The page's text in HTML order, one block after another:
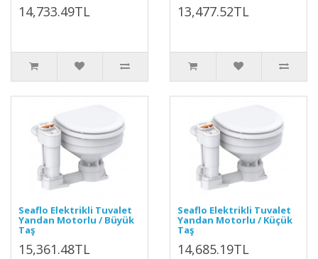
14,733.49TL 13,477.52TL
Seaflo Elektrikli Tuvalet
Yandan Motorlu / Büyük
Taş
15,361.48TL
Seaflo Elektrikli Tuvalet
Yandan Motorlu / Küçük
Taş
14,685.19TL